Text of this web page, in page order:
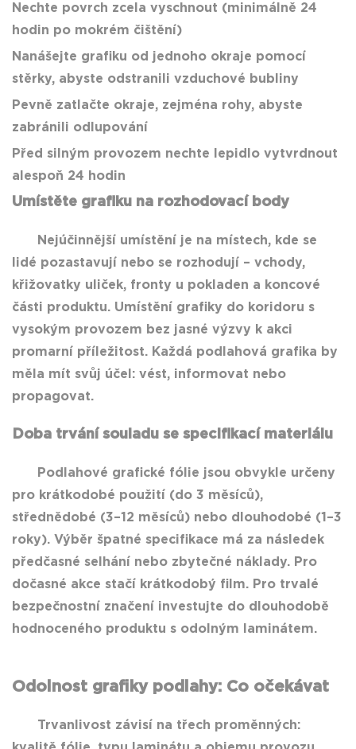
Nechte povrch zcela vyschnout (minimálně 24
hodin po mokrém čištění)
Nanášejte grafiku od jednoho okraje pomocí
stěrky, abyste odstranili vzduchové bubliny
Pevně zatlačte okraje, zejména rohy, abyste
zabránili odlupování
Před silným provozem nechte lepidlo vytvrdnout
alespoň 24 hodin
Umístěte grafiku na rozhodovací body
Nejúčinnější umístění je na místech, kde se
lidé pozastavují nebo se rozhodují – vchody,
křižovatky uliček, fronty u pokladen a koncové
části produktu. Umístění grafiky do koridoru s
vysokým provozem bez jasné výzvy k akci
promarní příležitost. Každá podlahová grafika by
měla mít svůj účel: vést, informovat nebo
propagovat.
Doba trvání souladu se specifikací materiálu
Podlahové grafické fólie jsou obvykle určeny
pro krátkodobé použití (do 3 měsíců),
střednědobé (3–12 měsíců) nebo dlouhodobé (1–3
roky). Výběr špatné specifikace má za následek
předčasné selhání nebo zbytečné náklady. Pro
dočasné akce stačí krátkodobý film. Pro trvalé
bezpečnostní značení investujte do dlouhodobě
hodnoceného produktu s odolným laminátem.
Odolnost grafiky podlahy: Co očekávat
Trvanlivost závisí na třech proměnných: